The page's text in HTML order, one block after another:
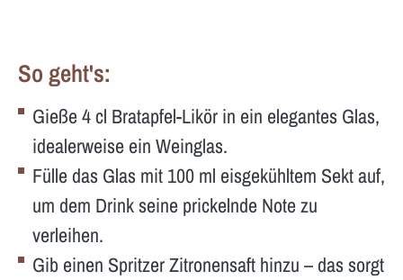
So geht's:
Gieße 4 cl Bratapfel-Likör in ein elegantes Glas,
idealerweise ein Weinglas.
Fülle das Glas mit 100 ml eisgekühltem Sekt auf,
um dem Drink seine prickelnde Note zu
verleihen.
Gib einen Spritzer Zitronensaft hinzu – das sorgt